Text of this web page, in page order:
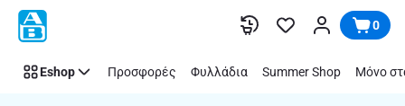
Παράλειψη 0
Eshop Προσφορές Φυλλάδια Summer Shop Μόνο